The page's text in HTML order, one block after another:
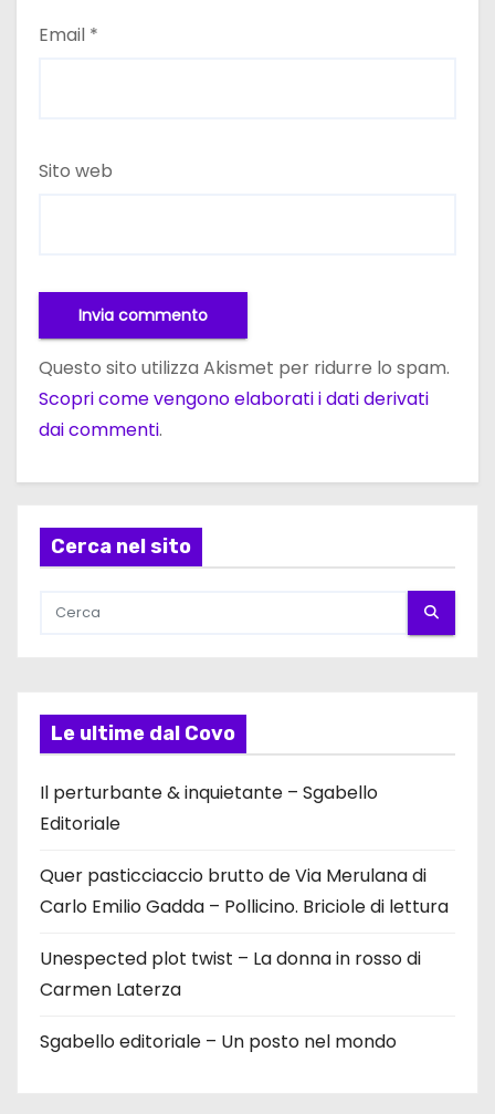
Email *
Sito web
Questo sito utilizza Akismet per ridurre lo spam.
Scopri come vengono elaborati i dati derivati
dai commenti.
Cerca nel sito
Le ultime dal Covo
Il perturbante & inquietante – Sgabello
Editoriale
Quer pasticciaccio brutto de Via Merulana di
Carlo Emilio Gadda – Pollicino. Briciole di lettura
Unespected plot twist – La donna in rosso di
Carmen Laterza
Sgabello editoriale – Un posto nel mondo